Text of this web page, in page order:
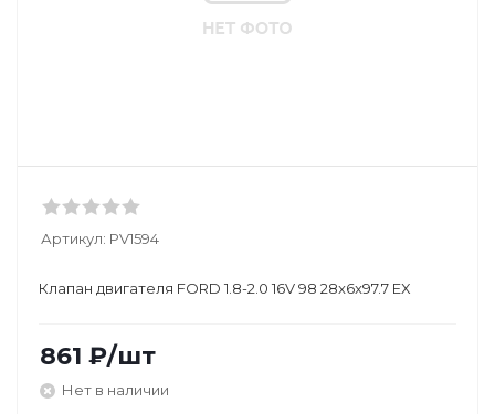
Артикул: PV1594
Клапан двигателя FORD 1.8-2.0 16V 98 28x6x97.7 EX
861 ₽/шт
Нет в наличии